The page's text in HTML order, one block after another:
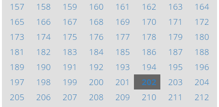
157
158 159 160 161 162 163
164
165
166 167 168 169 170 171
172
173
174 175 176 177 178 179
180
181
182 183 184 185 186 187
188
189
190 191 192 193 194 195
196
197
198 199 200 201 202 203
204
205
206 207 208 209 210 211
212